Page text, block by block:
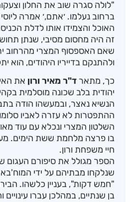
"לולה סגרה שוב את החלון
ברחוב נעלמו. ׳אתם,׳ אמרה ליוסי
האוכל והצמידו אותו לדלת
זה היה מחסום מסיבי, שנתן
שאם האספסוף המצרי מהרחוב
ולהתנקם בדייריו היהודים,
כך, מתאר ד"ר מאיר ורון את
יהודית בלב שכונה מוסלמית
הנשיא נאצר, ובמעשהו הודה
ההתפטרות לא עזרה לאביו
השלטון המצרי ונכלא עם עוד
בו פרצה מלחמת ששת הימים.
חיי משפחת ורון.
הספר מגולל את סיפורם העגום
שנלקחו מבתיהם על ידי
"חמש דקות", בעניין כלשהו.
בן שנתיים, במהלכן עברו עינויים